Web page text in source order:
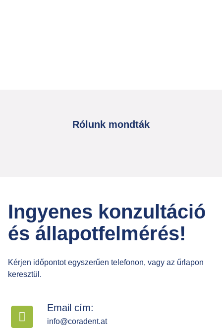
Rólunk mondták
Ingyenes konzultáció
és állapotfelmérés!
Kérjen időpontot egyszerűen telefonon, vagy az űrlapon
keresztül.
Email cím:
info@coradent.at